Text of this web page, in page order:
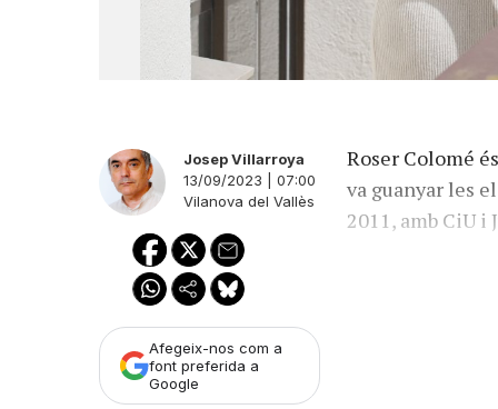
Josep Villarroya
13/09/2023 | 07:00
Vilanova del Vallès
Afegeix-nos com a
font preferida a
Google
Roser Colomé
va guanyar les
2011, amb CiU i